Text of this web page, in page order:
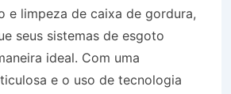
e limpeza de caixa de gordura,
seus sistemas de esgoto
ideal. Com uma
e o uso de tecnologia